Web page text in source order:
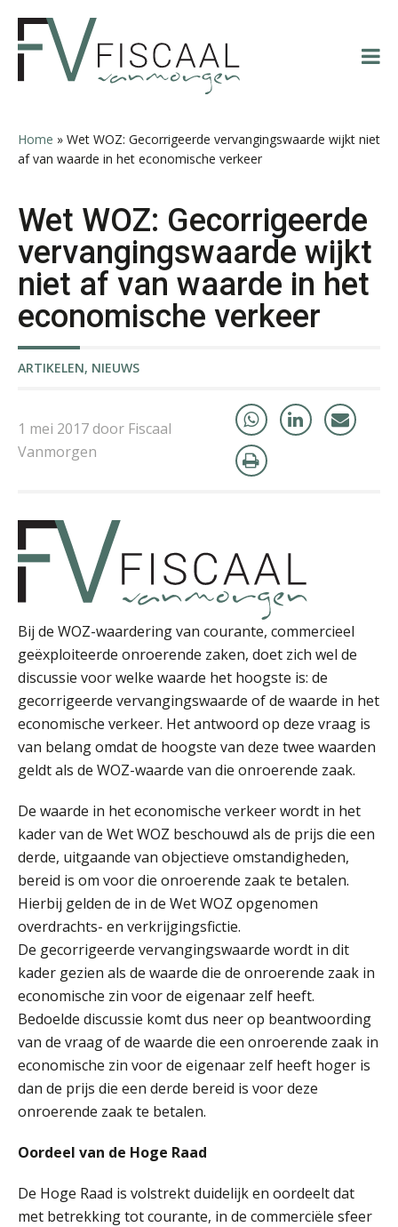
hoofdnavigatie
hoofd
eerste
voettekst
Home » Wet WOZ: Gecorrigeerde vervangingswaarde wijkt niet
af van waarde in het economische verkeer
Wet WOZ: Gecorrigeerde
vervangingswaarde wijkt
niet af van waarde in het
economische verkeer
ARTIKELEN, NIEUWS
1 mei 2017 door Fiscaal
Vanmorgen
Bij de WOZ-waardering van courante, commercieel
geëxploiteerde onroerende zaken, doet zich wel de
discussie voor welke waarde het hoogste is: de
gecorrigeerde vervangingswaarde of de waarde in het
economische verkeer. Het antwoord op deze vraag is
van belang omdat de hoogste van deze twee waarden
geldt als de WOZ-waarde van die onroerende zaak.
De waarde in het economische verkeer wordt in het
kader van de Wet WOZ beschouwd als de prijs die een
derde, uitgaande van objectieve omstandigheden,
bereid is om voor die onroerende zaak te betalen.
Hierbij gelden de in de Wet WOZ opgenomen
overdrachts- en verkrijgingsfictie.
De gecorrigeerde vervangingswaarde wordt in dit
kader gezien als de waarde die de onroerende zaak in
economische zin voor de eigenaar zelf heeft.
Bedoelde discussie komt dus neer op beantwoording
van de vraag of de waarde die een onroerende zaak in
economische zin voor de eigenaar zelf heeft hoger is
dan de prijs die een derde bereid is voor deze
onroerende zaak te betalen.
Oordeel van de Hoge Raad
De Hoge Raad is volstrekt duidelijk en oordeelt dat
met betrekking tot courante, in de commerciële sfeer
Mike Wong
Herman van Kesteren
Kirsten Roskam
Hanneke Kroonenberg
Erik van Toledo
Kirsten Kievit
Marja van den Oetelaar